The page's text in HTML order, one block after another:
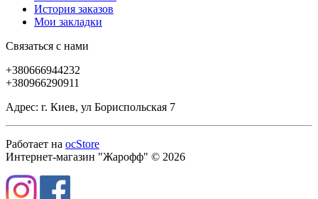
История заказов
Мои закладки
Связаться с нами
+380666944232
+380966290911
Адрес: г. Киев, ул Бориспольская 7
Работает на ocStore
Интернет-магазин "Жарофф" © 2026